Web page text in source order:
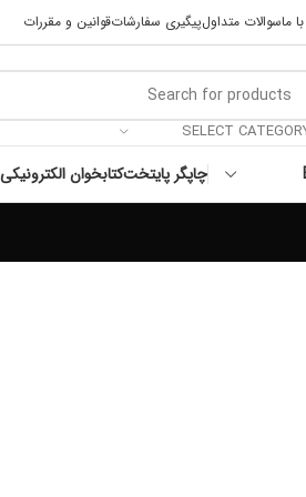
ماسوالات متداولپیگیری سفارشاتقوانین و مقررات
SELECT
چاپگر پایتختکتابخوان الکترونیکی